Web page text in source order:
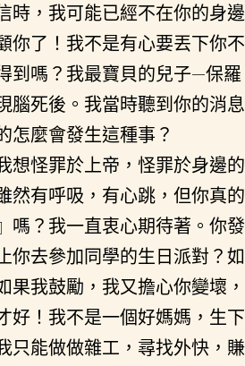
時，我可能已經不在你的身
你了！我不是有心要丟下你
到嗎？我最寶貝的兒子—保
腦死後。我當時聽到你的消
怎麼會發生這種事？
想怪罪於上帝，怪罪於身邊
然有呼吸，有心跳，但你真
嗎？我一直衷心期待著。你
你去參加同學的生日派對？
果我鼓勵，我又擔心你變壞
好！我不是一個好媽媽，生
只能做做雜工，尋找外快，